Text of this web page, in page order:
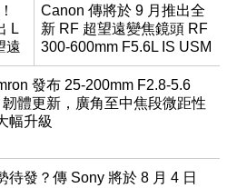
L
遠
Canon 傳將於 9 月推出全
新 RF 超望遠變焦鏡頭 RF
300-600mm F5.6L IS USM
發布 25-200mm F2.8-5.6
韌體更新，廣角至中焦段微距性
幅升級
待發？傳 Sony 將於 8 月 4 日